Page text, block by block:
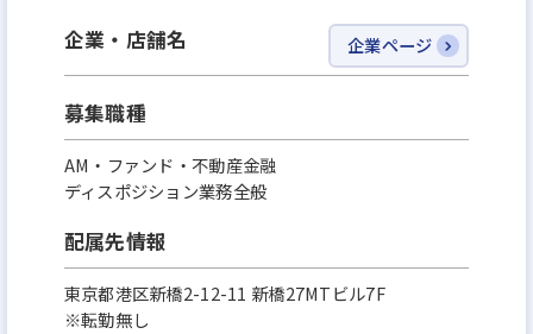
・売上高：21,044百万円
■就業場所の変更の範囲: 変更なし
■従事すべき業務の変更の範囲（雇入れ直後）上記
記載業務（変更の範囲）会社内でのすべての業務
企業・店舗名 企業ページ
募集職種
AM・ファンド・不動産金融
ディスポジション業務全般
配属先情報
東京都港区新橋2-12-11 新橋27MTビル7F
※転勤無し